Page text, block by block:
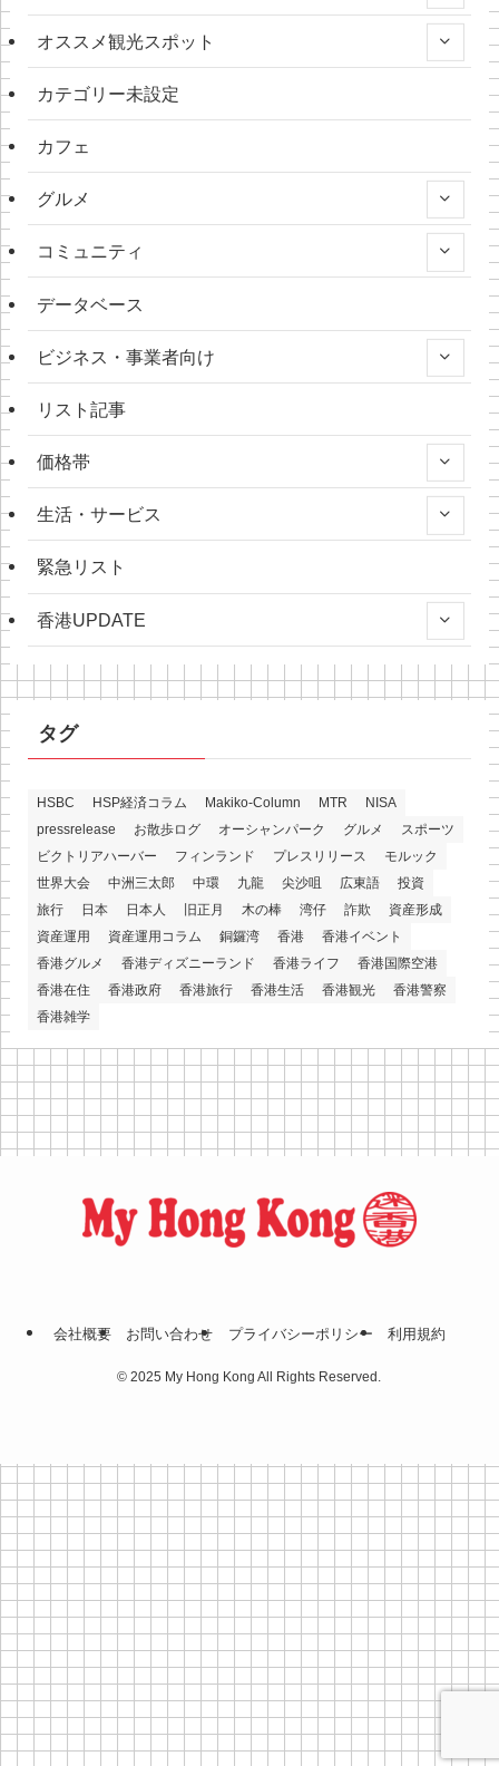
オススメ観光スポット
カテゴリー未設定
カフェ
グルメ
コミュニティ
データベース
ビジネス・事業者向け
リスト記事
価格帯
生活・サービス
緊急リスト
香港UPDATE
タグ
HSBC HSP経済コラム Makiko-Column MTR
NISA
pressrelease
お散歩ログ オーシャンパーク グルメ
スポーツ
ビクトリアハーバー
フィンランド プレスリリース
モルック
世界大会
中洲三太郎 中環 九龍 尖沙咀 広東語
投資
旅行
日本 日本人 旧正月 木の棒 湾仔 詐欺
資産形成
資産運用
資産運用コラム 銅鑼湾 香港
香港イベント
香港グルメ
香港ディズニーランド 香港ライフ
香港国際空港
香港在住
香港政府 香港旅行 香港生活 香港観光
香港警察
香港雑学
会社概要 お問い合わせ プライバシーポリシー 利⽤規約
© 2025 My Hong Kong All Rights Reserved.